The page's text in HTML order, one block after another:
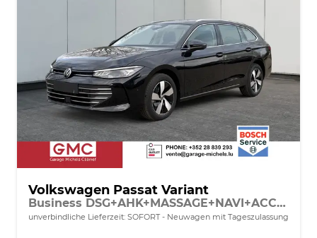
Volkswagen Passat Variant
Business DSG+AHK+MASSAGE+NAVI+ACC+KAMERA+LED+17" ALU
unverbindliche Lieferzeit: SOFORT Neuwagen mit Tageszulassung